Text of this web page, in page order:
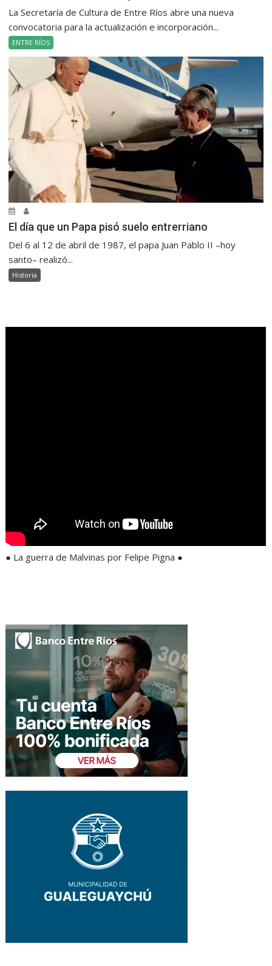
La Secretaría de Cultura de Entre Ríos abre una nueva
convocatoria para la actualización e incorporación...
ENTRE RÍOS
El día que un Papa pisó suelo entrerriano
Del 6 al 12 de abril de 1987, el papa Juan Pablo II –hoy
santo– realizó...
Historia
● La guerra de Malvinas por Felipe Pigna ●